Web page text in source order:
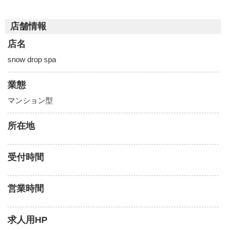
店舗情報
店名
snow drop spa
業態
マンション型
所在地
受付時間
営業時間
求人用HP